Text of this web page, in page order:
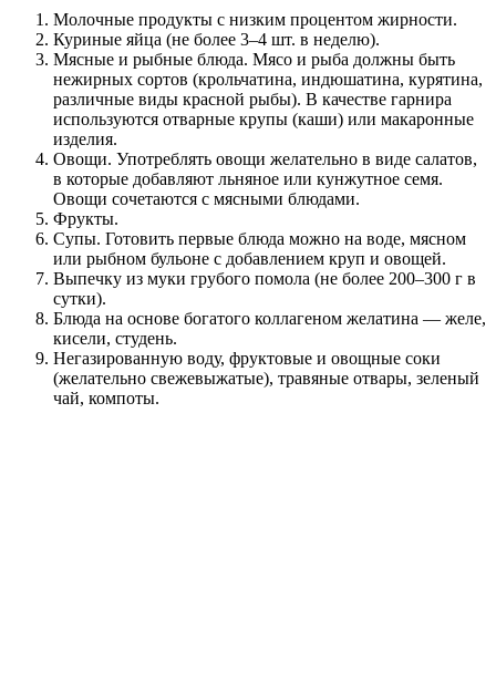
Молочные продукты с низким процентом жирности.
Куриные яйца (не более 3–4 шт. в неделю).
Мясные и рыбные блюда. Мясо и рыба должны быть
нежирных сортов (крольчатина, индюшатина, курятина,
различные виды красной рыбы). В качестве гарнира
используются отварные крупы (каши) или макаронные
изделия.
Овощи. Употреблять овощи желательно в виде салатов,
в которые добавляют льняное или кунжутное семя.
Овощи сочетаются с мясными блюдами.
Фрукты.
Супы. Готовить первые блюда можно на воде, мясном
или рыбном бульоне с добавлением круп и овощей.
Выпечку из муки грубого помола (не более 200–300 г в
сутки).
Блюда на основе богатого коллагеном желатина — желе,
кисели, студень.
Негазированную воду, фруктовые и овощные соки
(желательно свежевыжатые), травяные отвары, зеленый
чай, компоты.